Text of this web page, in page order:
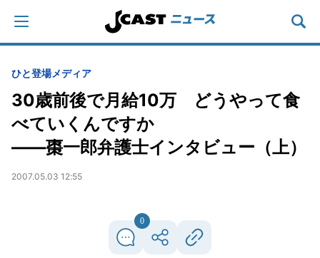
ひと登場メディア
30歳前後で月給10万 どうやって食
べていくんですか
――棗一郎弁護士インタビュー（上）
2007.05.03 12:55
0